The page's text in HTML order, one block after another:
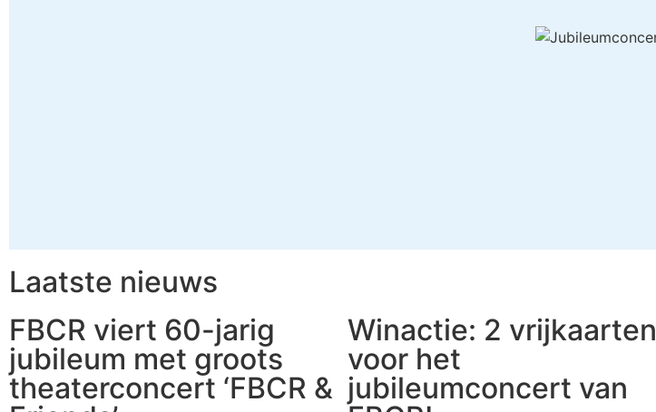
Laatste nieuws
FBCR viert 60-jarig
jubileum met groots
theaterconcert ‘FBCR &
Winactie: 2 vrijkaarten
voor het
jubileumconcert van